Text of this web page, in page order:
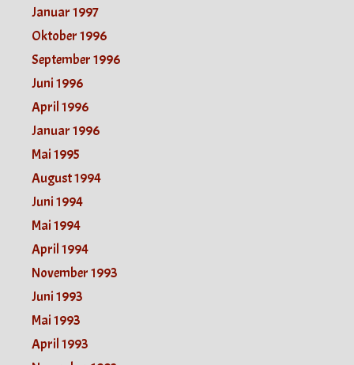
Januar 1997
Oktober 1996
September 1996
Juni 1996
April 1996
Januar 1996
Mai 1995
August 1994
Juni 1994
Mai 1994
April 1994
November 1993
Juni 1993
Mai 1993
April 1993